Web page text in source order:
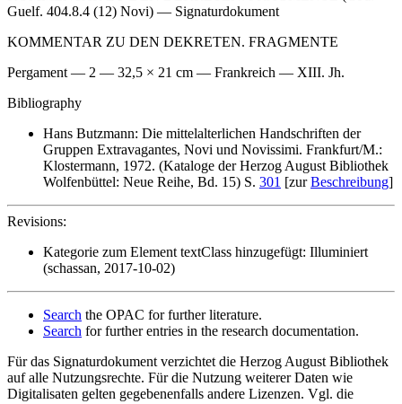
Guelf. 404.8.4 (12) Novi) — Signaturdokument
KOMMENTAR ZU DEN DEKRETEN. FRAGMENTE
Pergament — 2 — 32,5 × 21 cm — Frankreich — XIII. Jh.
Bibliography
Hans Butzmann: Die mittelalterlichen Handschriften der
Gruppen Extravagantes, Novi und Novissimi. Frankfurt/M.:
Klostermann, 1972. (Kataloge der Herzog August Bibliothek
Wolfenbüttel: Neue Reihe, Bd. 15) S. 301 [zurBeschreibung]
Revisions:
Kategorie zum Element textClass hinzugefügt: Illuminiert
(schassan, 2017-10-02)
Search the OPAC for further literature.
Search for further entries in the research documentation.
Für das Signaturdokument verzichtet die Herzog August Bibliothek
auf alle Nutzungsrechte. Für die Nutzung weiterer Daten wie
Digitalisaten gelten gegebenenfalls andere Lizenzen. Vgl. die